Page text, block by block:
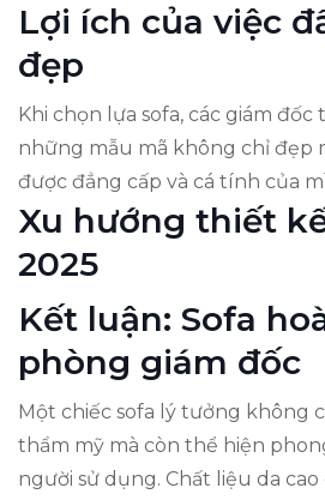
Lợi ích của việc
đẹp
Khi chọn lựa sofa, các giám
những mẫu mã không chỉ đẹp
được đẳng cấp và cá tính của
Xu hướng thiết
2025
Kết luận: Sofa
phòng giám đốc
Một chiếc sofa lý tưởng không
thẩm mỹ mà còn thể hiện
người sử dụng. Chất liệu da